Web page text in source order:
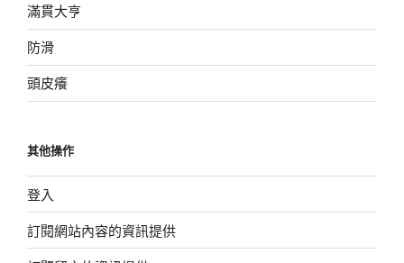
滿貫大亨
防滑
頭皮癢
其他操作
登入
訂閱網站內容的資訊提供